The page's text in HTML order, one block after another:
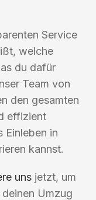
Service
welche
du dafür
Team von
den gesamten
effizient
Einleben in
kannst.
uns jetzt, um
Umzug